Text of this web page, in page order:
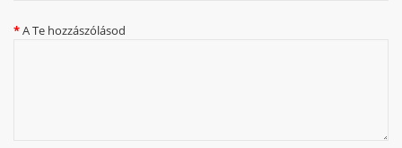
A Te hozzászólásod